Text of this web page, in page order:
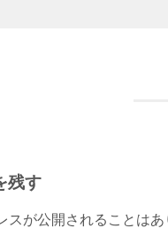
残す
スが公開されることは